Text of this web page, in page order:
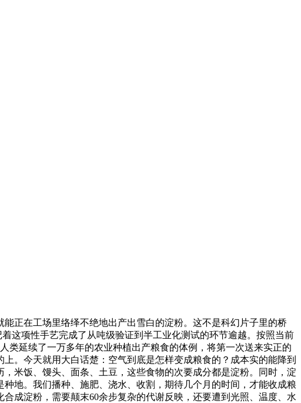
正在工场里络绎不绝地出产出雪白的淀粉。这不是科幻片子里的桥
这项性手艺完成了从吨级验证到半工业化测试的环节逾越。按照当前
类延续了一万多年的农业种植出产粮食的体例，将第一次送来实正的
。今天就用大白话楚：空气到底是怎样变成粮食的？成本实的能降到
米饭、馒头、面条、土豆，这些食物的次要成分都是淀粉。同时，淀
地。我们播种、施肥、浇水、收割，期待几个月的时间，才能收成粮
成淀粉，需要颠末60余步复杂的代谢反映，还要遭到光照、温度、水